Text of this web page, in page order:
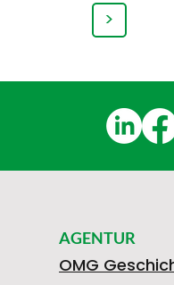
>
AGENTUR
OMG